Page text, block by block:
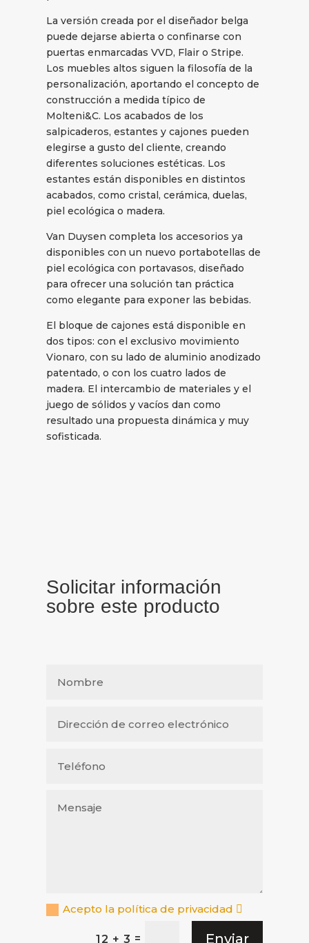
La versión creada por el diseñador belga
puede dejarse abierta o confinarse con
puertas enmarcadas VVD, Flair o Stripe.
Los muebles altos siguen la filosofía de la
personalización, aportando el concepto de
construcción a medida típico de
Molteni&C. Los acabados de los
salpicaderos, estantes y cajones pueden
elegirse a gusto del cliente, creando
diferentes soluciones estéticas. Los
estantes están disponibles en distintos
acabados, como cristal, cerámica, duelas,
piel ecológica o madera.
Van Duysen completa los accesorios ya
disponibles con un nuevo portabotellas de
piel ecológica con portavasos, diseñado
para ofrecer una solución tan práctica
como elegante para exponer las bebidas.
El bloque de cajones está disponible en
dos tipos: con el exclusivo movimiento
Vionaro, con su lado de aluminio anodizado
patentado, o con los cuatro lados de
madera. El intercambio de materiales y el
juego de sólidos y vacíos dan como
resultado una propuesta dinámica y muy
sofisticada.
Solicitar información
sobre este producto
Acepto la política de privacidad
12 + 3 = Enviar